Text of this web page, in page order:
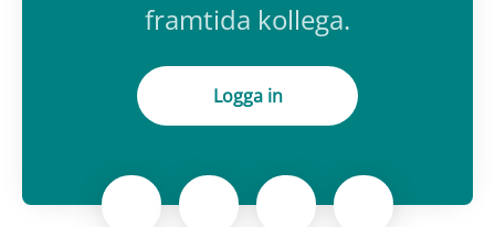
framtida kollega.
Logga in